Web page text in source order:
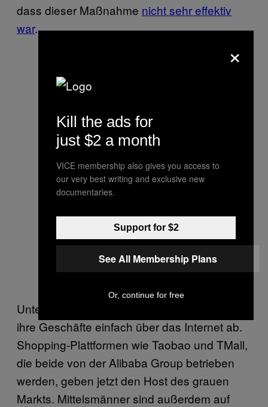
dass dieser Maßnahme nicht sehr effektiv
war.
Unternehmerische Hongkonger wickelten
ihre Geschäfte einfach über das Internet ab.
Shopping-Plattformen wie Taobao und TMall,
die beide von der Alibaba Group betrieben
werden, geben jetzt den Host des grauen
Markts. Mittelsmänner sind außerdem auf
×
Kill the ads for
just $2 a month
VICE membership also gives you access to
our very best writing and exclusive new
documentaries.
Support for $2
See All Membership Plans
Or, continue for free